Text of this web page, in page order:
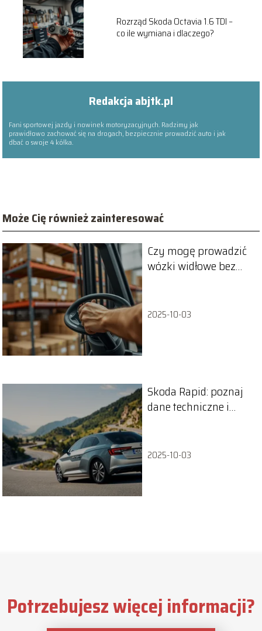
Rozrząd Skoda Octavia 1.6 TDI –
co ile wymiana i dlaczego?
Redakcja abjtk.pl
Fani sportowej jazdy i nowinek motoryzacyjnych. Radzimy jak
prawidłowo zachować się na drogach, bezpiecznie prowadzić auto i jak
dbać o swoje 4 kółka.
Może Cię również zainteresować
Czy mogę prowadzić
wózki widłowe bez
2025-10-03
Skoda Rapid: poznaj
dane techniczne i
2025-10-03
Potrzebujesz więcej informacji?